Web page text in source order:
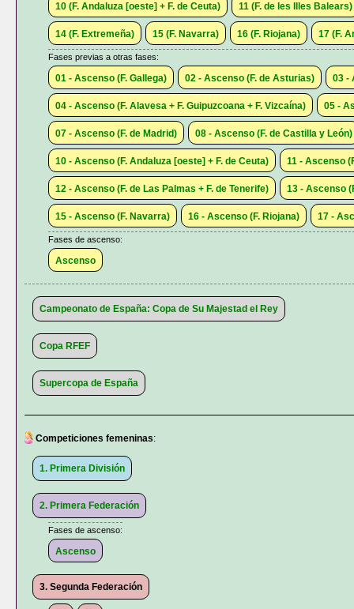
10 (F. Andaluza [oeste] + F. de Ceuta) 11 (F. de les Illes Balears)
14 (F. Extremeña) 15 (F. Navarra) 16 (F. Riojana) 17 (F.
Fases previas a otras fases:
01 - Ascenso (F. Gallega) 02 - Ascenso (F. de Asturias) 03 -
04 - Ascenso (F. Alavesa + F. Guipuzcoana + F. Vizcaína) 05 -
07 - Ascenso (F. de Madrid) 08 - Ascenso (F. de Castilla y León)
10 - Ascenso (F. Andaluza [oeste] + F. de Ceuta) 11 - Ascenso
12 - Ascenso (F. de Las Palmas + F. de Tenerife) 13 - Ascenso
15 - Ascenso (F. Navarra) 16 - Ascenso (F. Riojana) 17 -
Fases de ascenso:
Ascenso
Campeonato de España: Copa de Su Majestad el Rey
Copa RFEF
Supercopa de España
Competiciones femeninas:
1. Primera División
2. Primera Federación
Fases de ascenso:
Ascenso
3. Segunda Federación